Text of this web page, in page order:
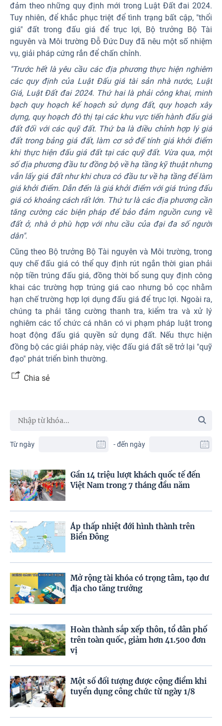
đảm theo những quy định mới trong Luật Đất đai 2024.
Tuy nhiên, để khắc phục triệt để tình trạng bất cập, "thổi
giá" đất trong đấu giá để trục lợi, Bộ trưởng Bộ Tài
nguyên và Môi trường Đỗ Đức Duy đã nêu một số nhiệm
vụ, giải pháp cứng rắn để chấn chỉnh.
"Trước hết là yêu cầu các địa phương thực hiện nghiêm
các quy định của Luật Đấu giá tài sản nhà nước, Luật
Giá, Luật Đất đai 2024. Thứ hai là phải công khai, minh
bạch quy hoạch kế hoạch sử dụng đất, quy hoạch xây
dựng, quy hoạch đô thị tại các khu vực tiến hành đấu giá
đất đối với các quỹ đất. Thứ ba là điều chỉnh hợp lý giá
đất trong bảng giá đất, làm cơ sở để tính giá khởi điểm
khi thực hiện đấu giá đất tại các quỹ đất. Vừa qua, một
số địa phương đầu tư đồng bộ về hạ tầng kỹ thuật nhưng
vẫn lấy giá đất như khi chưa có đầu tư về hạ tầng để làm
giá khởi điểm. Dẫn đến là giá khởi điểm với giá trúng đấu
giá có khoảng cách rất lớn. Thứ tư là các địa phương cần
tăng cường các biện pháp để bảo đảm nguồn cung về
đất ở, nhà ở phù hợp với nhu cầu của đại đa số người
dân".
Cũng theo Bộ trưởng Bộ Tài nguyên và Môi trường, trong
quy chế đấu giá có thể quy định rút ngắn thời gian phải
nộp tiền trúng đấu giá, đồng thời bổ sung quy định công
khai các trường hợp trúng giá cao nhưng bỏ cọc nhằm
hạn chế trường hợp lợi dụng đấu giá để trục lợi. Ngoài ra,
chúng ta phải tăng cường thanh tra, kiểm tra và xử lý
nghiêm các tổ chức cá nhân có vi phạm pháp luật trong
hoạt động đấu giá quyền sử dụng đất. Nếu thực hiện
đồng bộ các giải pháp này, việc đấu giá đất sẽ trở lại "quỹ
đạo" phát triển bình thường.
Chia sẻ
Từ ngày - đến ngày
Gần 14 triệu lượt khách quốc tế đến
Việt Nam trong 7 tháng đầu năm
Áp thấp nhiệt đới hình thành trên
Biển Đông
Mở rộng tài khóa có trọng tâm, tạo dư
địa cho tăng trưởng
Hoàn thành sắp xếp thôn, tổ dân phố
trên toàn quốc, giảm hơn 41.500 đơn
vị
Một số đối tượng được cộng điểm khi
tuyển dụng công chức từ ngày 1/8